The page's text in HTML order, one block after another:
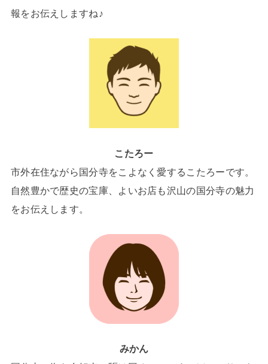
報をお伝えしますね♪
こたろー
市外在住ながら国分寺をこよなく愛するこたろーです。
自然豊かで歴史の宝庫、よいお店も沢山の国分寺の魅力
をお伝えします。
みかん